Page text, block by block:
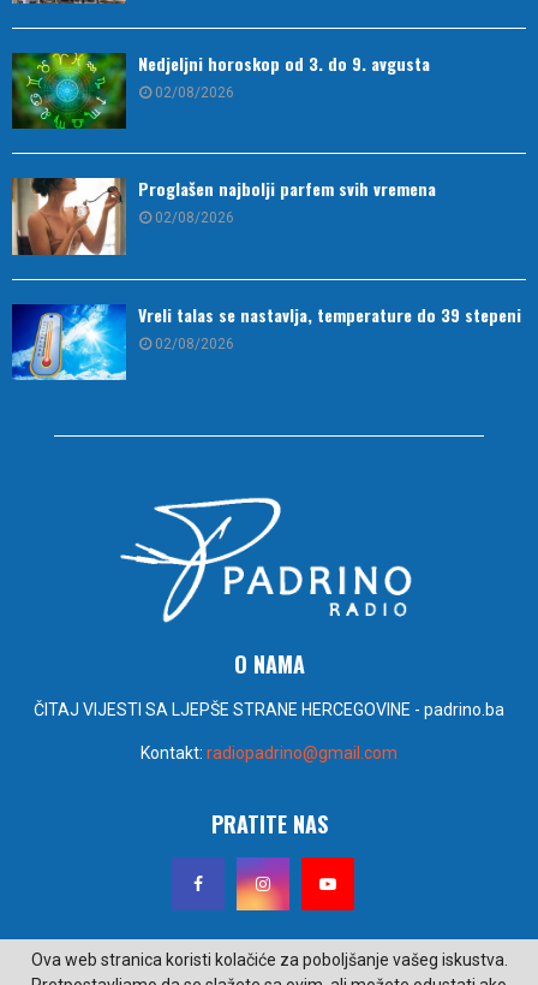
Nedjeljni horoskop od 3. do 9. avgusta
02/08/2026
Proglašen najbolji parfem svih vremena
02/08/2026
Vreli talas se nastavlja, temperature do 39 stepeni
02/08/2026
O NAMA
ČITAJ VIJESTI SA LJEPŠE STRANE HERCEGOVINE - padrino.ba
Kontakt: radiopadrino@gmail.com
PRATITE NAS
Ova web stranica koristi kolačiće za poboljšanje vašeg iskustva.